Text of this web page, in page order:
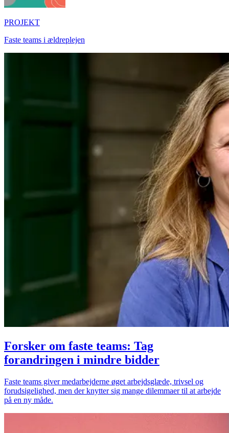
PROJEKT
Faste teams i ældreplejen
Forsker om faste teams: Tag
forandringen i mindre bidder
Faste teams giver medarbejderne øget arbejdsglæde, trivsel og
forudsigelighed, men der knytter sig mange dilemmaer til at arbejde
på en ny måde.